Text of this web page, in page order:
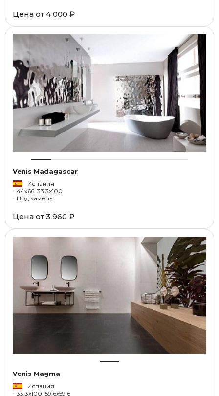
Цена от 4 000 ₽
Venis Madagascar
Испания
44x66, 33.3x100
Под камень
Цена от 3 960 ₽
Venis Magma
Испания
33.3x100, 59.6x59.6